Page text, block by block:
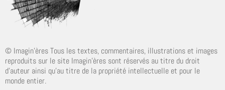
© Imagin'ères Tous les textes, commentaires, illustrations et images
reproduits sur le site Imagin'ères sont réservés au titre du droit
d'auteur ainsi qu'au titre de la propriété intellectuelle et pour le
monde entier.